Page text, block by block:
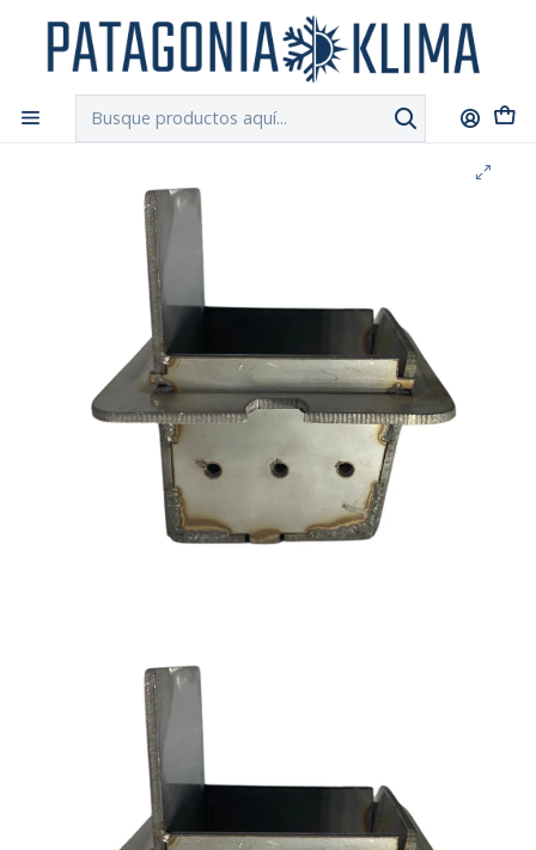
Chilexpress
Inicio Repuestos Estufa Pellet
Brasero Crisol Ac.Inoxidable Estufa Pellet Hergom Adda.